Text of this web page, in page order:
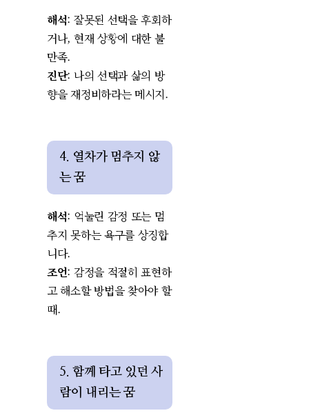
해석: 잘못된 선택을 후회하
거나, 현재 상황에 대한 불
만족.
진단: 나의 선택과 삶의 방
향을 재정비하라는 메시지.
4. 열차가 멈추지 않
는 꿈
해석: 억눌린 감정 또는 멈
추지 못하는 욕구를 상징합
니다.
조언: 감정을 적절히 표현하
고 해소할 방법을 찾아야 할
때.
5. 함께 타고 있던 사
람이 내리는 꿈